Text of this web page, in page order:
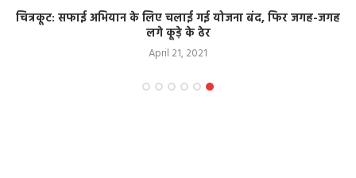
चित्रकूट: सफाई अभियान के लिए चलाई गई योजना बंद, फिर जगह-जगह
लगे कूड़े के ढेर
April 21, 2021